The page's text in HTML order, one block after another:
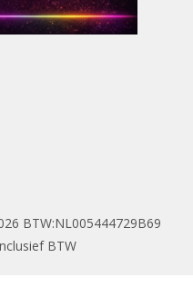
BTW:NL005444729B69
BTW